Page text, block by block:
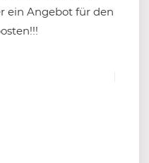
ein Angebot für den